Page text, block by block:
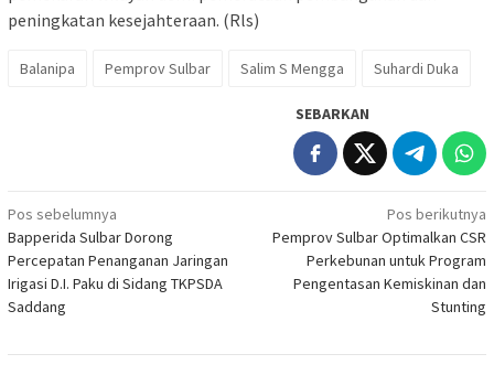
peningkatan kesejahteraan. (Rls)
Balanipa Pemprov Sulbar Salim S Mengga Suhardi Duka
SEBARKAN
Navigasi
pos
Pos sebelumnya
Bapperida Sulbar Dorong
Percepatan Penanganan Jaringan
Irigasi D.I. Paku di Sidang TKPSDA
Saddang
Pos berikutnya
Pemprov Sulbar Optimalkan CSR
Perkebunan untuk Program
Pengentasan Kemiskinan dan
Stunting